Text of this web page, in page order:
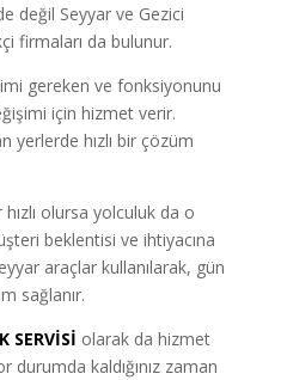
değil Seyyar ve Gezici
firmaları da bulunur.
gereken ve fonksiyonunu
için hizmet verir.
yerlerde hızlı bir çözüm
olursa yolculuk da o
beklentisi ve ihtiyacına
araçlar kullanılarak, gün
sağlanır.
SERVİSİ olarak da hizmet
durumda kaldığınız zaman